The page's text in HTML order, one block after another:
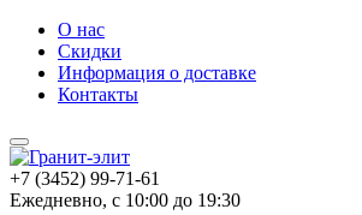
О нас
Скидки
Информация о доставке
Контакты
+7 (3452) 99-71-61
Ежедневно, с 10:00 до 19:30